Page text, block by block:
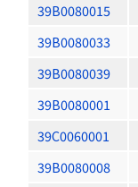
39B0080015
39B0080033
39B0080039
39B0080001
39C0060001
39B0080008